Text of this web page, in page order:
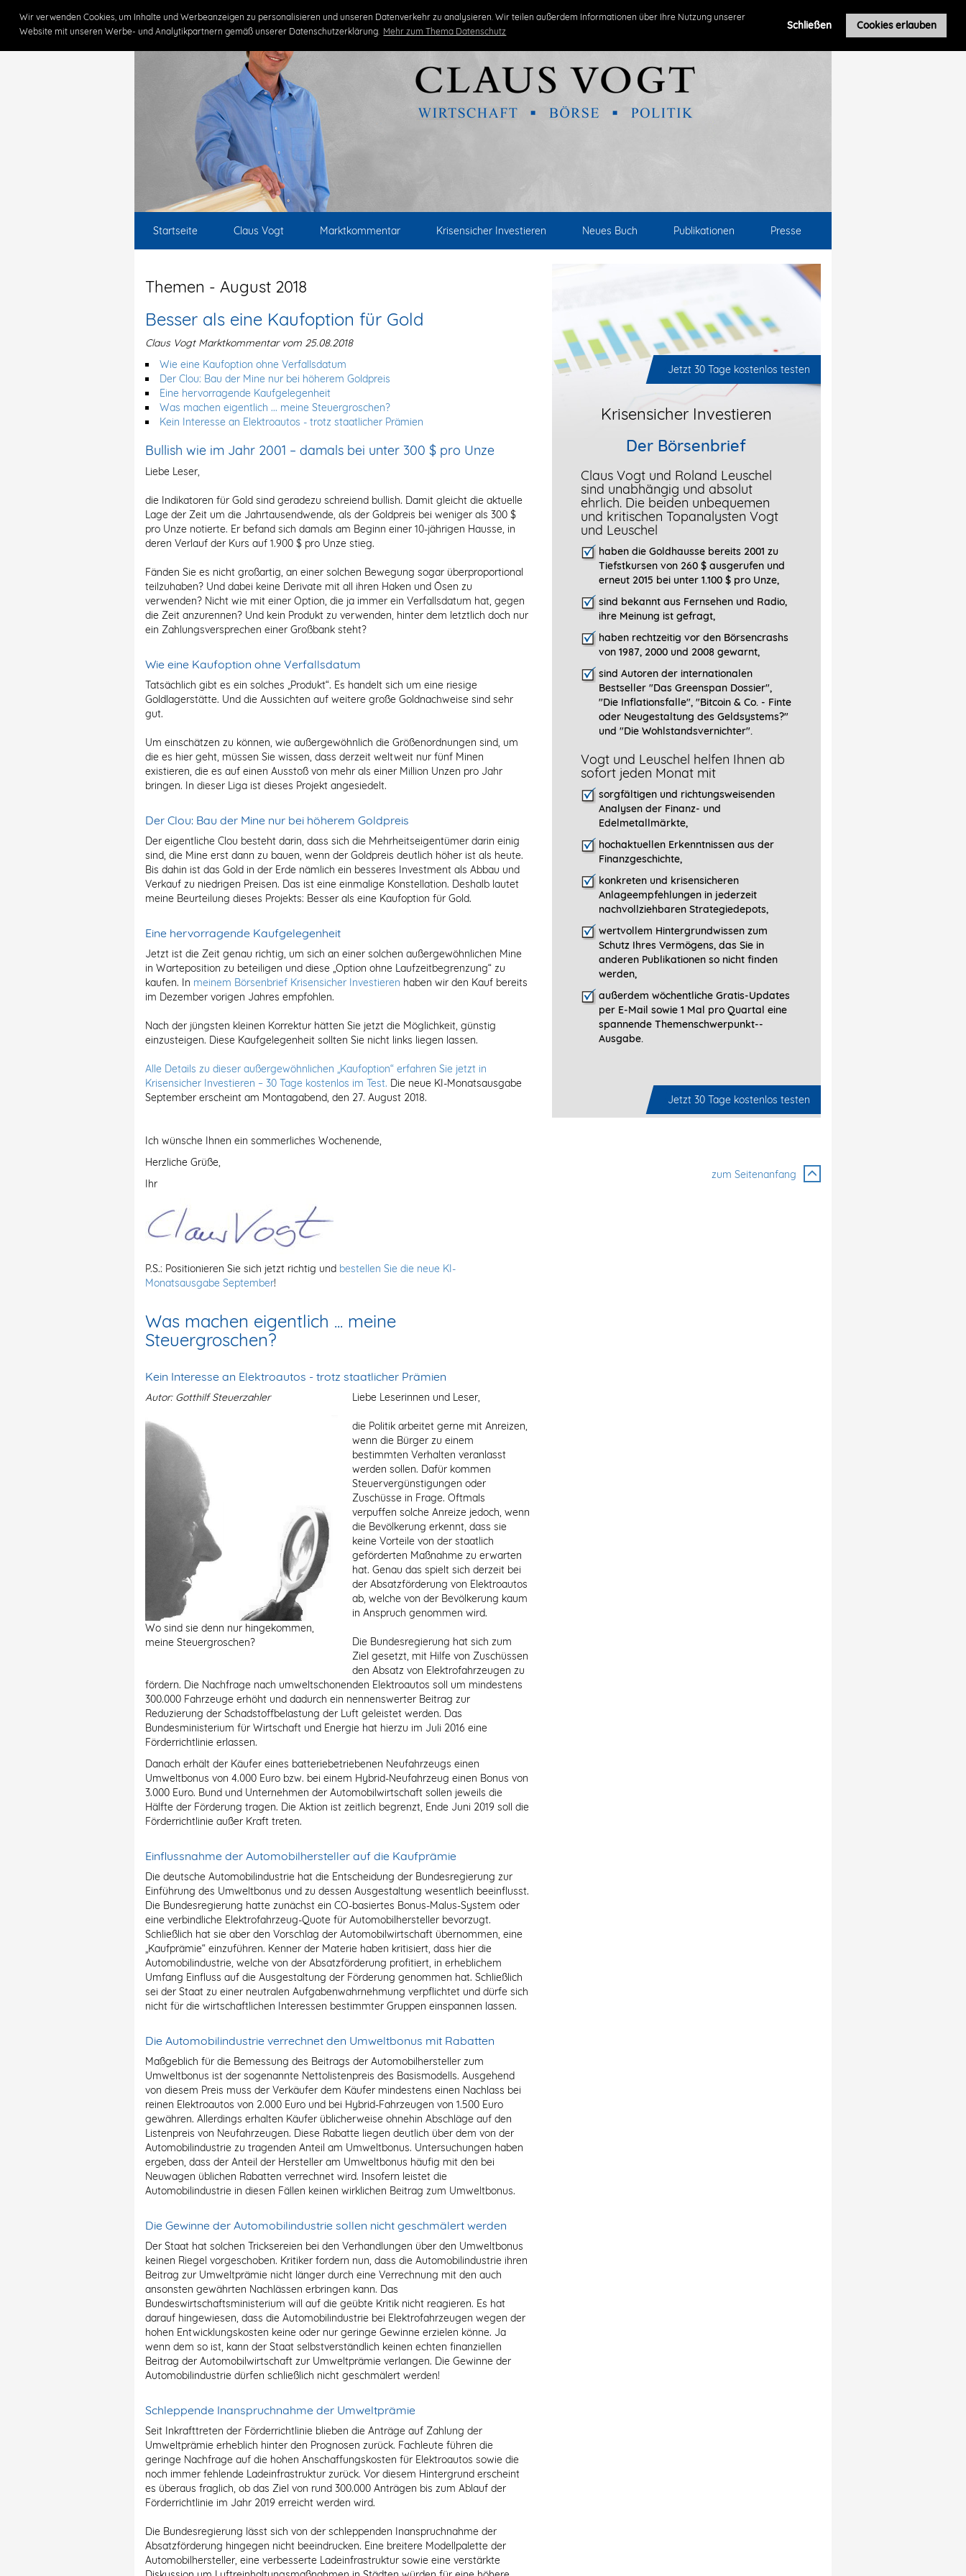
Wir verwenden Cookies, um Inhalte und Werbeanzeigen zu personalisieren und unseren Datenverkehr zu analysieren. Wir teilen außerdem Informationen über Ihre Nutzung unserer
Website mit unseren Werbe- und Analytikpartnern gemäß unserer Datenschutzerklärung. Mehr zum Thema Datenschutz
Schließen Cookies erlauben
Startseite Claus Vogt Marktkommentar Krisensicher Investieren Neues Buch Publikationen Presse
Themen - August 2018
Besser als eine Kaufoption für Gold
Claus Vogt Marktkommentar vom 25.08.2018
Wie eine Kaufoption ohne Verfallsdatum
Der Clou: Bau der Mine nur bei höherem Goldpreis
Eine hervorragende Kaufgelegenheit
Was machen eigentlich ... meine Steuergroschen?
Kein Interesse an Elektroautos - trotz staatlicher Prämien
Bullish wie im Jahr 2001 – damals bei unter 300 $ pro Unze
Liebe Leser,
die Indikatoren für Gold sind geradezu schreiend bullish. Damit gleicht die aktuelle
Lage der Zeit um die Jahrtausendwende, als der Goldpreis bei weniger als 300 $
pro Unze notierte. Er befand sich damals am Beginn einer 10-jährigen Hausse, in
deren Verlauf der Kurs auf 1.900 $ pro Unze stieg.
Fänden Sie es nicht großartig, an einer solchen Bewegung sogar überproportional
teilzuhaben? Und dabei keine Derivate mit all ihren Haken und Ösen zu
verwenden? Nicht wie mit einer Option, die ja immer ein Verfallsdatum hat, gegen
die Zeit anzurennen? Und kein Produkt zu verwenden, hinter dem letztlich doch nur
ein Zahlungsversprechen einer Großbank steht?
Wie eine Kaufoption ohne Verfallsdatum
Tatsächlich gibt es ein solches „Produkt“. Es handelt sich um eine riesige
Goldlagerstätte. Und die Aussichten auf weitere große Goldnachweise sind sehr
gut.
Um einschätzen zu können, wie außergewöhnlich die Größenordnungen sind, um
die es hier geht, müssen Sie wissen, dass derzeit weltweit nur fünf Minen
existieren, die es auf einen Ausstoß von mehr als einer Million Unzen pro Jahr
bringen. In dieser Liga ist dieses Projekt angesiedelt.
Der Clou: Bau der Mine nur bei höherem Goldpreis
Der eigentliche Clou besteht darin, dass sich die Mehrheitseigentümer darin einig
sind, die Mine erst dann zu bauen, wenn der Goldpreis deutlich höher ist als heute.
Bis dahin ist das Gold in der Erde nämlich ein besseres Investment als Abbau und
Verkauf zu niedrigen Preisen. Das ist eine einmalige Konstellation. Deshalb lautet
meine Beurteilung dieses Projekts: Besser als eine Kaufoption für Gold.
Eine hervorragende Kaufgelegenheit
Jetzt ist die Zeit genau richtig, um sich an einer solchen außergewöhnlichen Mine
in Warteposition zu beteiligen und diese „Option ohne Laufzeitbegrenzung“ zu
kaufen. In meinem Börsenbrief Krisensicher Investieren haben wir den Kauf bereits
im Dezember vorigen Jahres empfohlen.
Nach der jüngsten kleinen Korrektur hätten Sie jetzt die Möglichkeit, günstig
einzusteigen. Diese Kaufgelegenheit sollten Sie nicht links liegen lassen.
Alle Details zu dieser außergewöhnlichen „Kaufoption“ erfahren Sie jetzt in
Krisensicher Investieren – 30 Tage kostenlos im Test. Die neue KI-Monatsausgabe
September erscheint am Montagabend, den 27. August 2018.
Ich wünsche Ihnen ein sommerliches Wochenende,
Herzliche Grüße,
Ihr
P.S.: Positionieren Sie sich jetzt richtig und bestellen Sie die neue KI-
Monatsausgabe September!
Was machen eigentlich ... meine
Steuergroschen?
Kein Interesse an Elektroautos - trotz staatlicher Prämien
Wo sind sie denn nur hingekommen,
meine Steuergroschen?
Autor: Gotthilf Steuerzahler Liebe Leserinnen und Leser,
die Politik arbeitet gerne mit Anreizen,
wenn die Bürger zu einem
bestimmten Verhalten veranlasst
werden sollen. Dafür kommen
Steuervergünstigungen oder
Zuschüsse in Frage. Oftmals
verpuffen solche Anreize jedoch, wenn
die Bevölkerung erkennt, dass sie
keine Vorteile von der staatlich
geförderten Maßnahme zu erwarten
hat. Genau das spielt sich derzeit bei
der Absatzförderung von Elektroautos
ab, welche von der Bevölkerung kaum
in Anspruch genommen wird.
Die Bundesregierung hat sich zum
Ziel gesetzt, mit Hilfe von Zuschüssen
den Absatz von Elektrofahrzeugen zu
fördern. Die Nachfrage nach umweltschonenden Elektroautos soll um mindestens
300.000 Fahrzeuge erhöht und dadurch ein nennenswerter Beitrag zur
Reduzierung der Schadstoffbelastung der Luft geleistet werden. Das
Bundesministerium für Wirtschaft und Energie hat hierzu im Juli 2016 eine
Förderrichtlinie erlassen.
Danach erhält der Käufer eines batteriebetriebenen Neufahrzeugs einen
Umweltbonus von 4.000 Euro bzw. bei einem Hybrid-Neufahrzeug einen Bonus von
3.000 Euro. Bund und Unternehmen der Automobilwirtschaft sollen jeweils die
Hälfte der Förderung tragen. Die Aktion ist zeitlich begrenzt, Ende Juni 2019 soll die
Förderrichtlinie außer Kraft treten.
Einflussnahme der Automobilhersteller auf die Kaufprämie
Die deutsche Automobilindustrie hat die Entscheidung der Bundesregierung zur
Einführung des Umweltbonus und zu dessen Ausgestaltung wesentlich beeinflusst.
Die Bundesregierung hatte zunächst ein CO-basiertes Bonus-Malus-System oder
eine verbindliche Elektrofahrzeug-Quote für Automobilhersteller bevorzugt.
Schließlich hat sie aber den Vorschlag der Automobilwirtschaft übernommen, eine
„Kaufprämie“ einzuführen. Kenner der Materie haben kritisiert, dass hier die
Automobilindustrie, welche von der Absatzförderung profitiert, in erheblichem
Umfang Einfluss auf die Ausgestaltung der Förderung genommen hat. Schließlich
sei der Staat zu einer neutralen Aufgabenwahrnehmung verpflichtet und dürfe sich
nicht für die wirtschaftlichen Interessen bestimmter Gruppen einspannen lassen.
Die Automobilindustrie verrechnet den Umweltbonus mit Rabatten
Maßgeblich für die Bemessung des Beitrags der Automobilhersteller zum
Umweltbonus ist der sogenannte Nettolistenpreis des Basismodells. Ausgehend
von diesem Preis muss der Verkäufer dem Käufer mindestens einen Nachlass bei
reinen Elektroautos von 2.000 Euro und bei Hybrid-Fahrzeugen von 1.500 Euro
gewähren. Allerdings erhalten Käufer üblicherweise ohnehin Abschläge auf den
Listenpreis von Neufahrzeugen. Diese Rabatte liegen deutlich über dem von der
Automobilindustrie zu tragenden Anteil am Umweltbonus. Untersuchungen haben
ergeben, dass der Anteil der Hersteller am Umweltbonus häufig mit den bei
Neuwagen üblichen Rabatten verrechnet wird. Insofern leistet die
Automobilindustrie in diesen Fällen keinen wirklichen Beitrag zum Umweltbonus.
Die Gewinne der Automobilindustrie sollen nicht geschmälert werden
Der Staat hat solchen Tricksereien bei den Verhandlungen über den Umweltbonus
keinen Riegel vorgeschoben. Kritiker fordern nun, dass die Automobilindustrie ihren
Beitrag zur Umweltprämie nicht länger durch eine Verrechnung mit den auch
ansonsten gewährten Nachlässen erbringen kann. Das
Bundeswirtschaftsministerium will auf die geübte Kritik nicht reagieren. Es hat
darauf hingewiesen, dass die Automobilindustrie bei Elektrofahrzeugen wegen der
hohen Entwicklungskosten keine oder nur geringe Gewinne erzielen könne. Ja
wenn dem so ist, kann der Staat selbstverständlich keinen echten finanziellen
Beitrag der Automobilwirtschaft zur Umweltprämie verlangen. Die Gewinne der
Automobilindustrie dürfen schließlich nicht geschmälert werden!
Schleppende Inanspruchnahme der Umweltprämie
Seit Inkrafttreten der Förderrichtlinie blieben die Anträge auf Zahlung der
Umweltprämie erheblich hinter den Prognosen zurück. Fachleute führen die
geringe Nachfrage auf die hohen Anschaffungskosten für Elektroautos sowie die
noch immer fehlende Ladeinfrastruktur zurück. Vor diesem Hintergrund erscheint
es überaus fraglich, ob das Ziel von rund 300.000 Anträgen bis zum Ablauf der
Förderrichtlinie im Jahr 2019 erreicht werden wird.
Die Bundesregierung lässt sich von der schleppenden Inanspruchnahme der
Absatzförderung hingegen nicht beeindrucken. Eine breitere Modellpalette der
Automobilhersteller, eine verbesserte Ladeinfrastruktur sowie eine verstärkte
Jetzt 30 Tage kostenlos testen
Krisensicher Investieren
Der Börsenbrief
Claus Vogt und Roland Leuschel
sind unabhängig und absolut
ehrlich. Die beiden unbequemen
und kritischen Topanalysten Vogt
und Leuschel
haben die Goldhausse bereits 2001 zu
Tiefstkursen von 260 $ ausgerufen und
erneut 2015 bei unter 1.100 $ pro Unze,
sind bekannt aus Fernsehen und Radio,
ihre Meinung ist gefragt,
haben rechtzeitig vor den Börsencrashs
von 1987, 2000 und 2008 gewarnt,
sind Autoren der internationalen
Bestseller "Das Greenspan Dossier",
"Die Inflationsfalle", "Bitcoin & Co. - Finte
oder Neugestaltung des Geldsystems?"
und "Die Wohlstandsvernichter".
Vogt und Leuschel helfen Ihnen ab
sofort jeden Monat mit
sorgfältigen und richtungsweisenden
Analysen der Finanz- und
Edelmetallmärkte,
hochaktuellen Erkenntnissen aus der
Finanzgeschichte,
konkreten und krisensicheren
Anlageempfehlungen in jederzeit
nachvollziehbaren Strategiedepots,
wertvollem Hintergrundwissen zum
Schutz Ihres Vermögens, das Sie in
anderen Publikationen so nicht finden
werden,
außerdem wöchentliche Gratis-Updates
per E-Mail sowie 1 Mal pro Quartal eine
spannende Themenschwerpunkt-­
Ausgabe.
Jetzt 30 Tage kostenlos testen
zum Seitenanfang